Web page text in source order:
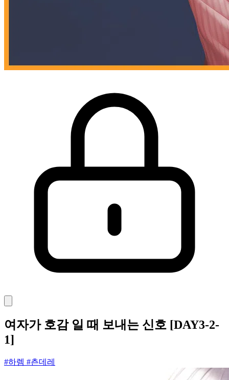
여자가 호감 일 때 보내는 신호 [DAY3-2-
1]
#하렘 #츤데레